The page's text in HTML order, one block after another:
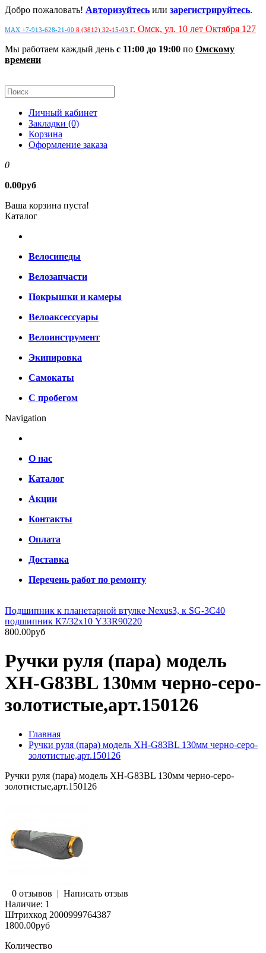
Добро пожаловать! Авторизуйтесь или зарегистрируйтесь.
MAX +7-913-628-21-00 8 (3812) 32-15-03 г. Омск, ул. 10 лет Октября 127
Мы работаем каждый день с 11:00 до 19:00 по Омскому
времени
Личный кабинет
Закладки (0)
Корзина
Оформление заказа
0
0.00руб
Ваша корзина пуста!
Каталог
Велосипеды
Велозапчасти
Покрышки и камеры
Велоаксессуары
Велоинструмент
Экипировка
Самокаты
С пробегом
Navigation
О нас
Каталог
Акции
Контакты
Оплата
Доставка
Перечень работ по ремонту
Подшипник к планетарной втулке Nexus3, к SG-3C40
подшипник К7/32х10 Y33R90220
800.00руб
Ручки руля (пара) модель
XH-G83BL 130мм черно-серо-
золотистые,арт.150126
Главная
Ручки руля (пара) модель XH-G83BL 130мм черно-серо-
золотистые,арт.150126
Ручки руля (пара) модель XH-G83BL 130мм черно-серо-
золотистые,арт.150126
0 отзывов | Написать отзыв
Наличие: 1
Штрихкод 2000999764387
1800.00руб
Количество